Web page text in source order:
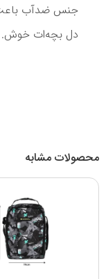
جنس ضدآب
دل بچه‌ات خوش.
محصولات مشابه